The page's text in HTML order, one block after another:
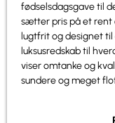
fødselsdagsgave til
sætter pris på et rent
lugtfrit og designet
luksusredskab til
viser omtanke og
sundere og meget